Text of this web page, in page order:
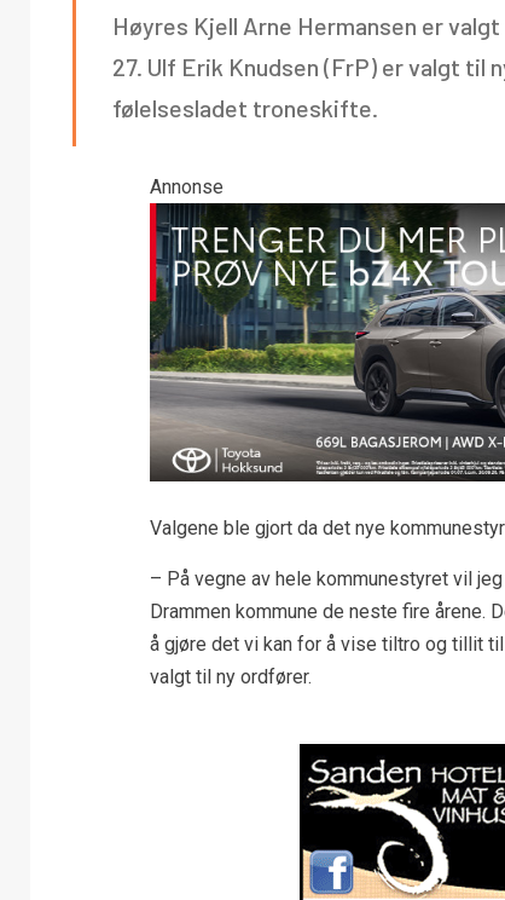
Høyres Kjell Arne Hermansen er
27. Ulf Erik Knudsen (FrP) er valgt til
følelsesladet troneskifte.
Annonse
Valgene ble gjort da det nye
– På vegne av hele kommunestyret vil
Drammen kommune de neste fire årene.
å gjøre det vi kan for å vise tiltro og tillit
valgt til ny ordfører.